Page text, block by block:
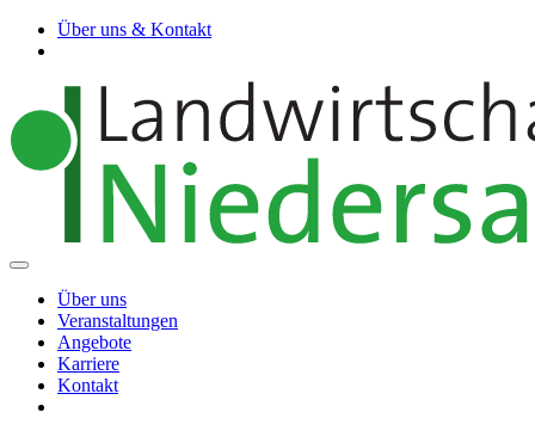
Über uns & Kontakt
Über uns
Veranstaltungen
Angebote
Karriere
Kontakt